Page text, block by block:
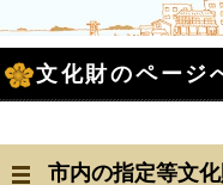
文
文化財のページ
市内の指定等文